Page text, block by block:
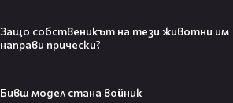
Защо собственикът на тези животни им
направи прически?
Бивш модел стана войник
трол😯💥